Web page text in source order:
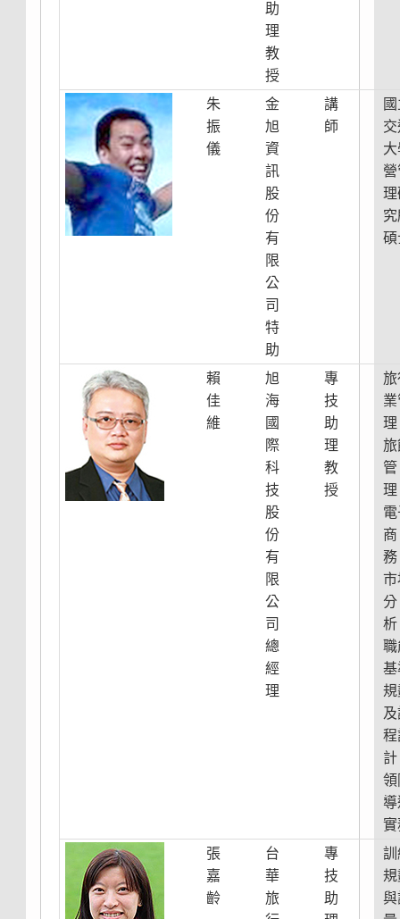
助
理
教
授
朱
振
儀
金
旭
資
訊
股
份
有
限
公
司
特
助
講
師
碩
賴
佳
維
旭
海
國
際
科
技
股
份
有
限
公
司
總
經
理
專
技
助
理
教
授
旅
旅
管
商
務
市
分
析
職
基
規
程
領
實
張
嘉
齡
台
華
旅
專
技
助
訓
規
與